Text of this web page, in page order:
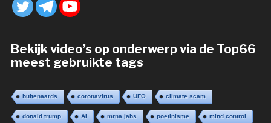
Bekijk video’s op onderwerp via de Top66
meest gebruikte tags
buitenaards coronavirus UFO climate scam
donald trump AI mrna jabs poetinisme mind control